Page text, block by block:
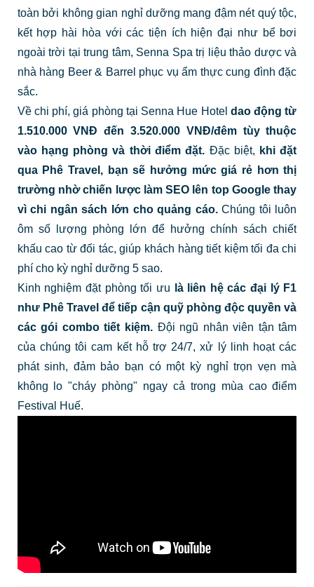
toàn bởi không gian nghỉ dưỡng mang đậm nét quý tộc,
kết hợp hài hòa với các tiện ích hiện đại như bể bơi
ngoài trời tại trung tâm, Senna Spa trị liệu thảo dược và
nhà hàng Beer & Barrel phục vụ ẩm thực cung đình đặc
sắc.
Về chi phí, giá phòng tại Senna Hue Hotel dao động từ
1.510.000 VNĐ đến 3.520.000 VNĐ/đêm tùy thuộc
vào hạng phòng và thời điểm đặt. Đặc biệt, khi đặt
qua Phê Travel, bạn sẽ hưởng mức giá rẻ hơn thị
trường nhờ chiến lược làm SEO lên top Google thay
vì chi ngân sách lớn cho quảng cáo.Chúng tôi luôn
ôm số lượng phòng lớn để hưởng chính sách chiết
khấu cao từ đối tác, giúp khách hàng tiết kiệm tối đa chi
phí cho kỳ nghỉ dưỡng 5 sao.
Kinh nghiệm đặt phòng tối ưu
là liên hệ các đại lý F1
như Phê Travel để tiếp cận quỹ phòng độc quyền và
các gói combo tiết kiệm.Đội ngũ nhân viên tận tâm
của chúng tôi cam kết hỗ trợ 24/7, xử lý linh hoạt các
phát sinh, đảm bảo bạn có một kỳ nghỉ trọn vẹn mà
không lo "cháy phòng" ngay cả trong mùa cao điểm
Festival Huế.